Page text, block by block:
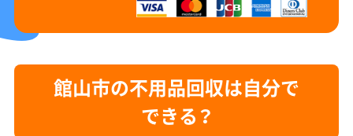
館山市の不用品回収は自分で
できる？